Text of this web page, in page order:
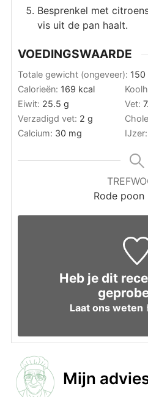
Besprenkel met
vis uit de pan haalt.
VOEDINGSWAARDE
Totale gewicht (ongeveer): 150
Calorieën: 169 kcal
Eiwit: 25.5 g Vet:
Verzadigd vet: 2 g
Calcium: 30 mg IJzer:
Rode poon
Heb je dit
Laat ons weten
Mijn